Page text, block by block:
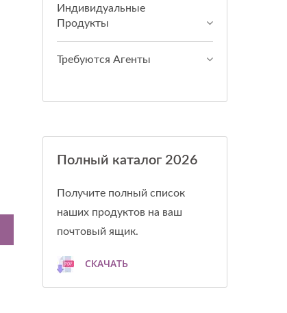
Индивидуальные
Продукты
Требуются Агенты
Полный каталог 2026
Получите полный список
наших продуктов на ваш
почтовый ящик.
СКАЧАТЬ